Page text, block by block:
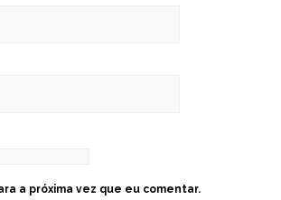
a próxima vez que eu comentar.